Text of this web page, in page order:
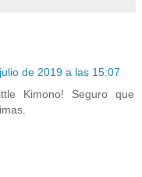
de 2019 a las 15:07
Kimono! Seguro que